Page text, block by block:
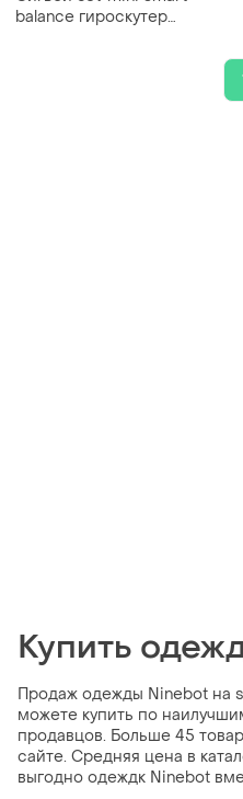
balance гироскутер
Купить
Продаж одежды Ninebot на
можете купить по
продавцов. Больше 45
сайте. Средняя цена в
выгодно одеждк Ninebot